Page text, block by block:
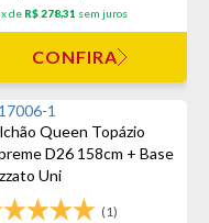
de R$ 278,31 sem juros
CONFIRA
Queen Topázio
D26 158cm + Base
Uni
(1)